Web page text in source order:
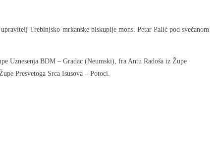
Trebinjsko-mrkanske biskupije mons. Petar Palić pod svečanom
Uznesenja BDM – Gradac (Neumski), fra Antu Radoša iz Župe
Presvetoga Srca Isusova – Potoci.